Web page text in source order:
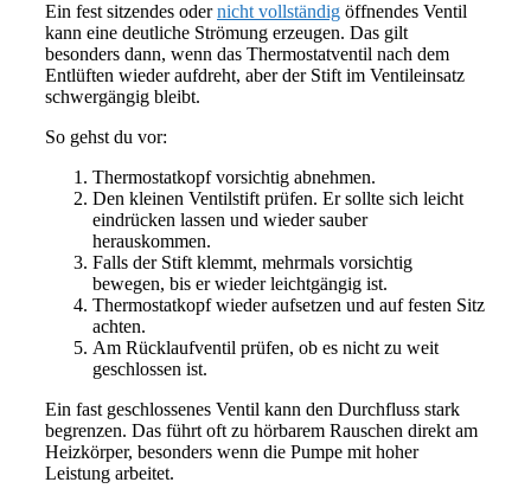
Ein fest sitzendes odernicht vollständig öffnendes Ventil
kann eine deutliche Strömung erzeugen. Das gilt
besonders dann, wenn das Thermostatventil nach dem
Entlüften wieder aufdreht, aber der Stift im Ventileinsatz
schwergängig bleibt.
So gehst du vor:
Thermostatkopf vorsichtig abnehmen.
Den kleinen Ventilstift prüfen. Er sollte sich leicht
eindrücken lassen und wieder sauber
herauskommen.
Falls der Stift klemmt, mehrmals vorsichtig
bewegen, bis er wieder leichtgängig ist.
Thermostatkopf wieder aufsetzen und auf festen Sitz
achten.
Am Rücklaufventil prüfen, ob es nicht zu weit
geschlossen ist.
Ein fast geschlossenes Ventil kann den Durchfluss stark
begrenzen. Das führt oft zu hörbarem Rauschen direkt am
Heizkörper, besonders wenn die Pumpe mit hoher
Leistung arbeitet.